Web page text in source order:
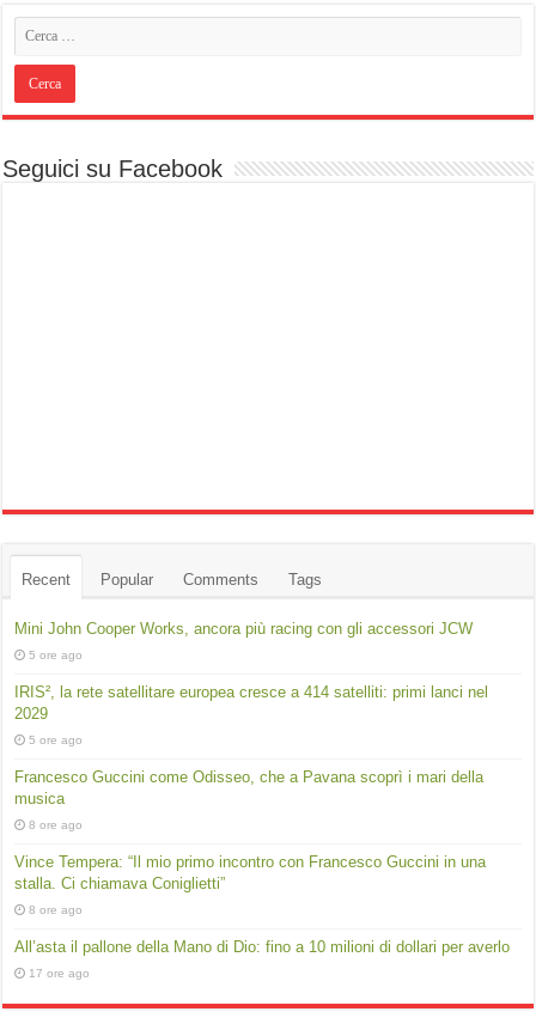
Seguici su Facebook
Recent Popular Comments Tags
Mini John Cooper Works, ancora più racing con gli accessori JCW
5 ore ago
IRIS², la rete satellitare europea cresce a 414 satelliti: primi lanci nel
2029
5 ore ago
Francesco Guccini come Odisseo, che a Pavana scoprì i mari della
musica
8 ore ago
Vince Tempera: “Il mio primo incontro con Francesco Guccini in una
stalla. Ci chiamava Coniglietti”
8 ore ago
All’asta il pallone della Mano di Dio: fino a 10 milioni di dollari per averlo
17 ore ago